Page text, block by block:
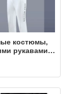
костюмы,
рукавами,
для
осень и